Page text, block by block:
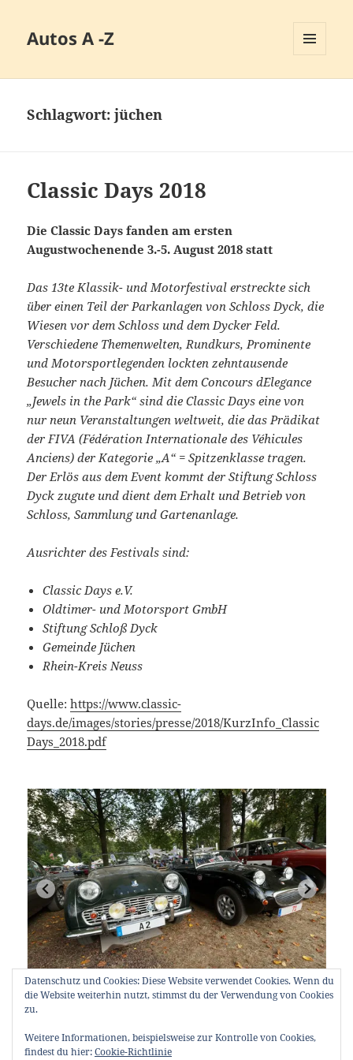
Autos A -Z
Schlagwort:jüchen
Classic Days 2018
Die Classic Days fanden am ersten
Augustwochenende 3.-5. August 2018 statt
Das 13te Klassik- und Motorfestival erstreckte sich
über einen Teil der Parkanlagen von Schloss Dyck, die
Wiesen vor dem Schloss und dem Dycker Feld.
Verschiedene Themenwelten, Rundkurs, Prominente
und Motorsportlegenden lockten zehntausende
Besucher nach Jüchen. Mit dem Concours d´Elegance
„Jewels in the Park“ sind die Classic Days eine von
nur neun Veranstaltungen weltweit, die das Prädikat
der FIVA (Fédération Internationale des Véhicules
Anciens) der Kategorie „A“ = Spitzenklasse tragen.
Der Erlös aus dem Event kommt der Stiftung Schloss
Dyck zugute und dient dem Erhalt und Betrieb von
Schloss, Sammlung und Gartenanlage.
Ausrichter des Festivals sind:
Classic Days e.V.
Oldtimer- und Motorsport GmbH
Stiftung Schloß Dyck
Gemeinde Jüchen
Rhein-Kreis Neuss
Quelle:https://www.classic-
days.de/images/stories/presse/2018/KurzInfo_Classic
Days_2018.pdf
Datenschutz und Cookies: Diese Website verwendet Cookies. Wenn du
die Website weiterhin nutzt, stimmst du der Verwendung von Cookies
zu.
Weitere Informationen, beispielsweise zur Kontrolle von Cookies,
findest du hier:Cookie-Richtlinie